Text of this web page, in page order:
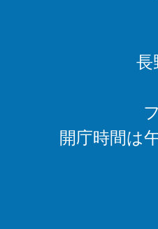
長
開庁時間は